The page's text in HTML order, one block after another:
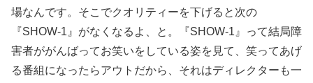
場なんです。そこでクオリティーを下げると次の
『SHOW-1』がなくなるよ、と。『SHOW-1』って結局障
害者ががんばってお笑いをしている姿を見て、笑ってあげ
る番組になったらアウトだから、それはディレクターも一